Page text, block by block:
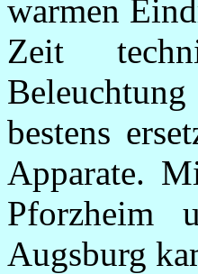
warmen
Zeit
bestens
Apparate.
Pforzheim
Augsburg